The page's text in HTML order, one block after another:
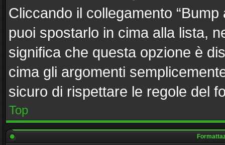
Cliccando il collegamento
puoi spostarlo in cima alla lista,
significa che questa opzione è
cima gli argomenti
sicuro di rispettare le regole del
Top